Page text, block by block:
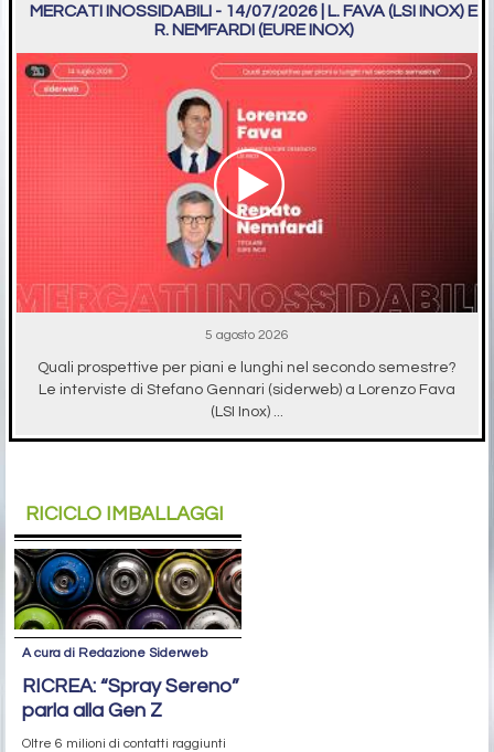
MERCATI INOSSIDABILI - 14/07/2026 | L. FAVA (LSI INOX) E
R. NEMFARDI (EURE INOX)
5 agosto 2026
Quali prospettive per piani e lunghi nel secondo semestre?
Le interviste di Stefano Gennari (siderweb) a Lorenzo Fava
(LSI Inox) ...
RICICLO IMBALLAGGI
A cura di Redazione Siderweb
RICREA: “Spray Sereno”
parla alla Gen Z
Oltre 6 milioni di contatti raggiunti